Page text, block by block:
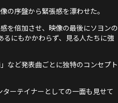
の序盤から緊張感を漂わせた。
を倍加させ、映像の最後にソヨンの
るにもかかわらず、見る人たちに強
など発表曲ごとに独特のコンセプト
ーテイナーとしての一面も見せて